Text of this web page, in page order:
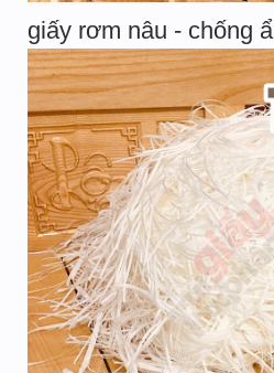
giấy rơm nâu - chống